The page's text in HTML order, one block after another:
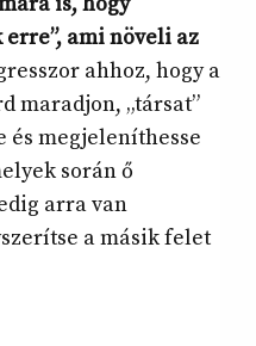
ami növeli az
ahhoz, hogy a
maradjon, „társat”
és megjeleníthesse
során ő
arra van
a másik felet